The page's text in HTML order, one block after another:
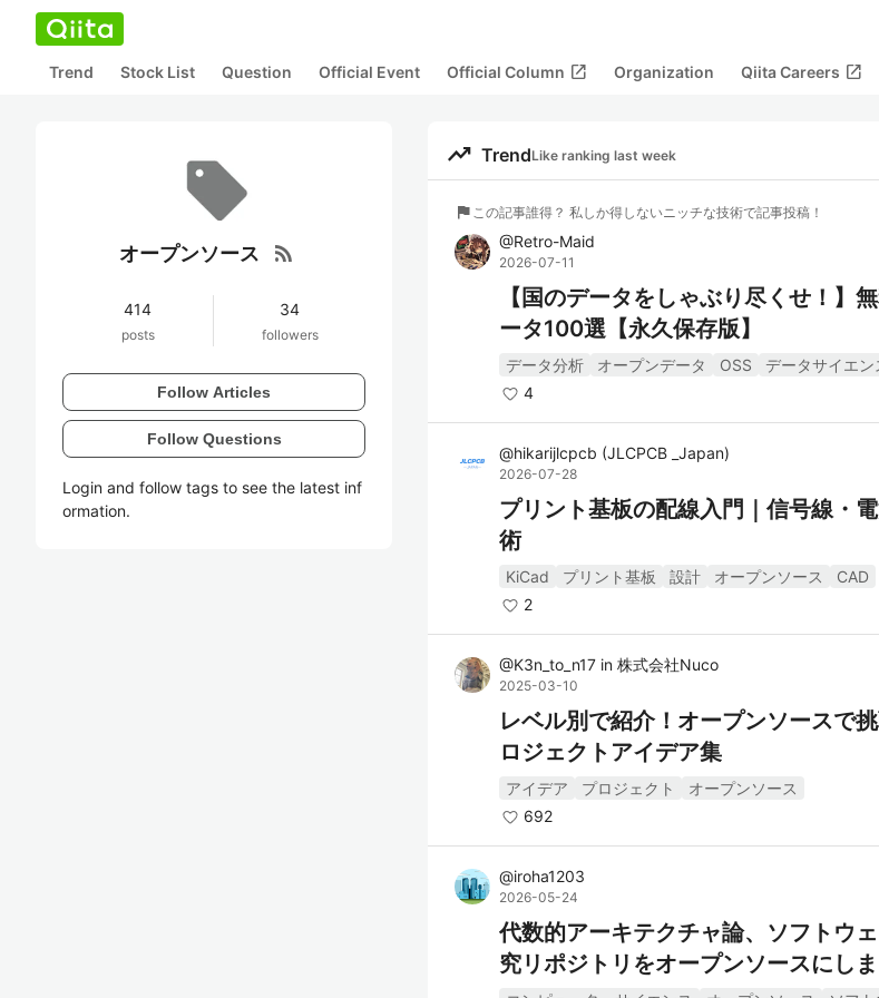
Trend Stock List Question Official Event Official Column open_in_new Organization Qiita Careers open_in_new
オープンソース rss_feed
414
posts
34
followers
Follow Articles
Follow Questions
Login and follow tags to see the latest inf
ormation.
trending_up TrendLike ranking last week
flag この記事誰得？ 私しか得しないニッチな技術で記事投稿！
@Retro-Maid
2026-07-11
【国のデータをしゃぶり尽くせ！】
ータ100選【永久保存版】
データ分析 オープンデータ OSS データサイエン
4
@hikarijlcpcb (JLCPCB _Japan)
2026-07-28
プリント基板の配線入門｜信号線・
術
KiCad プリント基板 設計 オープンソース
CAD
2
@K3n_to_n17 in 株式会社Nuco
2025-03-10
レベル別で紹介！オープンソースで
ロジェクトアイデア集
アイデア プロジェクト
オープンソース
692
@iroha1203
2026-05-24
代数的アーキテクチャ論、ソフトウ
究リポジトリをオープンソースにし